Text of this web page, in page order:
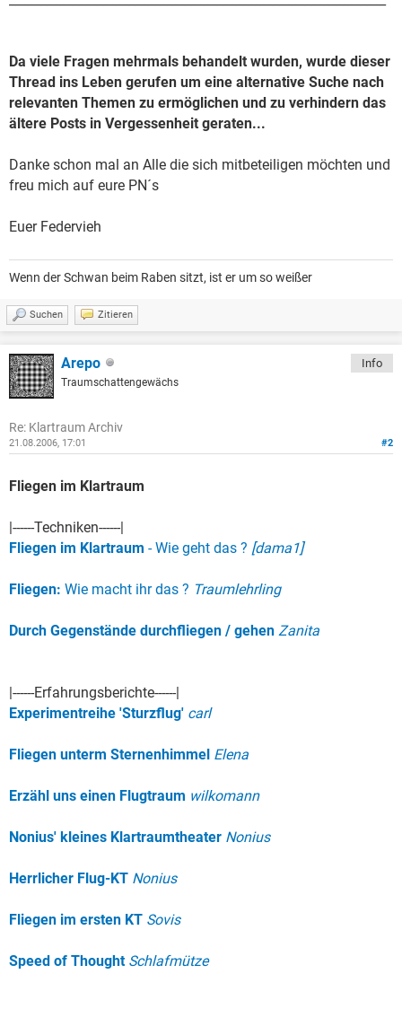
Da viele Fragen mehrmals behandelt wurden, wurde dieser
Thread ins Leben gerufen um eine alternative Suche nach
relevanten Themen zu ermöglichen und zu verhindern das
ältere Posts in Vergessenheit geraten...
Danke schon mal an Alle die sich mitbeteiligen möchten und
freu mich auf eure PN´s
Euer Federvieh
Wenn der Schwan beim Raben sitzt, ist er um so weißer
Suchen Zitieren
Arepo
Traumschattengewächs
Info
Re: Klartraum Archiv
#2
21.08.2006, 17:01
Fliegen im Klartraum
|------Techniken------|
Fliegen im Klartraum - Wie geht das ? [dama1]
Fliegen: Wie macht ihr das ? Traumlehrling
Durch Gegenstände durchfliegen / gehen Zanita
|------Erfahrungsberichte------|
Experimentreihe 'Sturzflug' carl
Fliegen unterm Sternenhimmel Elena
Erzähl uns einen Flugtraum wilkomann
Nonius' kleines Klartraumtheater Nonius
Herrlicher Flug-KT Nonius
Fliegen im ersten KT Sovis
Speed of Thought Schlafmütze